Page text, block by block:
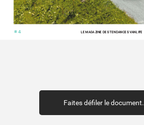
LE MAGAZINE DES TENDANCES VANLIFE
# 4
Faites défiler le document.